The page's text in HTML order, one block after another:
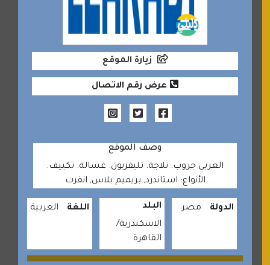
زيارة الموقع
عرض رقم الاتصال
وصف الموقع
العربي جروب. ثلاجة. تليفزيون. غسالة. تكييف.
الأنواع: استاندرد, بريميم بلاس, انفرت
الدولة مصر
البلد
الاسكندرية
القاهرة
اللغة العربية